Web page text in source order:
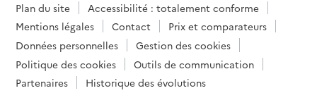
Plan du site
Accessibilité : totalement conforme
Mentions légales
Contact
Prix et comparateurs
Données personnelles
Gestion des cookies
Politique des cookies
Outils de communication
Partenaires
Historique des évolutions